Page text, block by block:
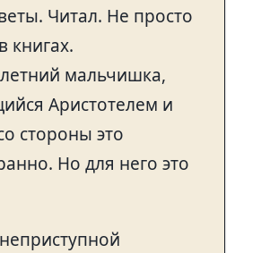
Читал. Не просто
книгах.
мальчишка,
Аристотелем и
стороны это
Но для него это